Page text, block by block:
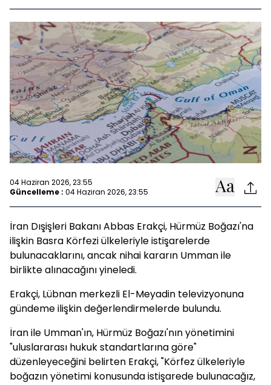
04 Haziran 2026, 23:55
Güncelleme : 04 Haziran 2026, 23:55
İran Dışişleri Bakanı Abbas Erakçi, Hürmüz Boğazı'na
ilişkin Basra Körfezi ülkeleriyle istişarelerde
bulunacaklarını, ancak nihai kararın Umman ile
birlikte alınacağını yineledi.
Erakçi, Lübnan merkezli El-Meyadin televizyonuna
gündeme ilişkin değerlendirmelerde bulundu.
İran ile Umman'ın, Hürmüz Boğazı'nın yönetimini
"uluslararası hukuk standartlarına göre"
düzenleyeceğini belirten Erakçi, "Körfez ülkeleriyle
boğazın yönetimi konusunda istişarede bulunacağız,